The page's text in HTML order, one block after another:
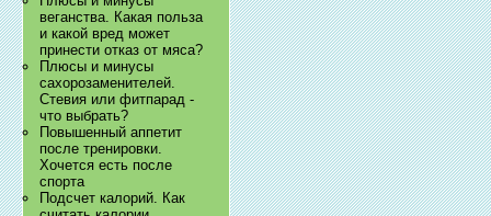
веганства. Какая польза
и какой вред может
принести отказ от мяса?
Плюсы и минусы
сахорозаменителей.
Стевия или фитпарад -
что выбрать?
Повышенный аппетит
после тренировки.
Хочется есть после
спорта
Подсчет калорий. Как